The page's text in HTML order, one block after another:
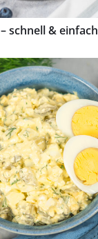
schnell & einfach